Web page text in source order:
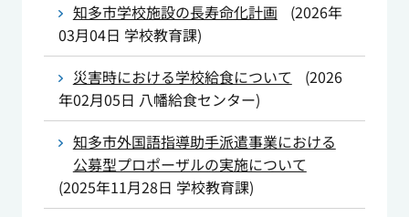
知多市学校施設の長寿命化計画
(2026年
03月04日 学校教育課)
災害時における学校給食について
(2026
年02月05日 八幡給食センター)
知多市外国語指導助手派遣事業における
公募型プロポーザルの実施について
(2025年11月28日 学校教育課)